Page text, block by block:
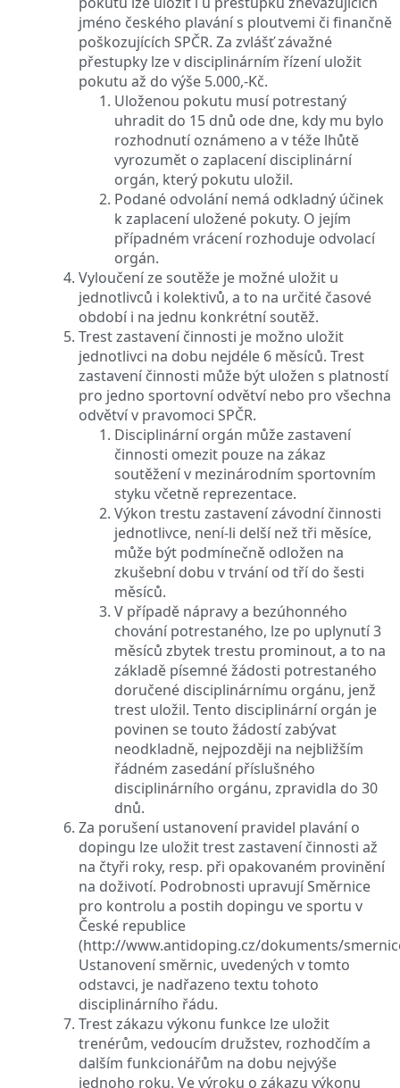
jméno českého plavání s ploutvemi či finančně
poškozujících SPČR. Za zvlášť závažné
přestupky lze v disciplinárním řízení uložit
pokutu až do výše 5.000,-Kč.
Uloženou pokutu musí potrestaný
uhradit do 15 dnů ode dne, kdy mu bylo
rozhodnutí oznámeno a v téže lhůtě
vyrozumět o zaplacení disciplinární
orgán, který pokutu uložil.
Podané odvolání nemá odkladný účinek
k zaplacení uložené pokuty. O jejím
případném vrácení rozhoduje odvolací
orgán.
Vyloučení ze soutěže je možné uložit u
jednotlivců i kolektivů, a to na určité časové
období i na jednu konkrétní soutěž.
Trest zastavení činnosti je možno uložit
jednotlivci na dobu nejdéle 6 měsíců. Trest
zastavení činnosti může být uložen s platností
pro jedno sportovní odvětví nebo pro všechna
odvětví v pravomoci SPČR.
Disciplinární orgán může zastavení
činnosti omezit pouze na zákaz
soutěžení v mezinárodním sportovním
styku včetně reprezentace.
Výkon trestu zastavení závodní činnosti
jednotlivce, není-li delší než tři měsíce,
může být podmínečně odložen na
zkušební dobu v trvání od tří do šesti
měsíců.
V případě nápravy a bezúhonného
chování potrestaného, lze po uplynutí 3
měsíců zbytek trestu prominout, a to na
základě písemné žádosti potrestaného
doručené disciplinárnímu orgánu, jenž
trest uložil. Tento disciplinární orgán je
povinen se touto žádostí zabývat
neodkladně, nejpozději na nejbližším
řádném zasedání příslušného
disciplinárního orgánu, zpravidla do 30
dnů.
Za porušení ustanovení pravidel plavání o
dopingu lze uložit trest zastavení činnosti až
na čtyři roky, resp. při opakovaném provinění
na doživotí. Podrobnosti upravují Směrnice
pro kontrolu a postih dopingu ve sportu v
České republice
(http://www.antidoping.cz/dokuments/
Ustanovení směrnic, uvedených v tomto
odstavci, je nadřazeno textu tohoto
disciplinárního řádu.
Trest zákazu výkonu funkce lze uložit
trenérům, vedoucím družstev, rozhodčím a
dalším funkcionářům na dobu nejvýše
jednoho roku. Ve výroku o zákazu výkonu